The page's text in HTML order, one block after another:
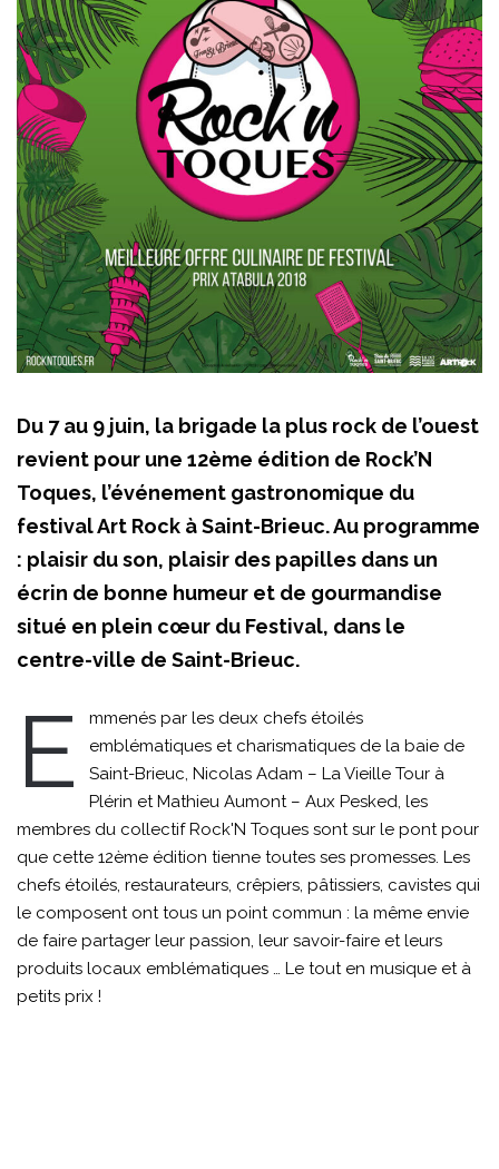
Du 7 au 9 juin, la brigade la plus rock de l’ouest
revient pour une 12ème édition de Rock’N
Toques, l’événement gastronomique du
festival Art Rock à Saint-Brieuc. Au programme
: plaisir du son, plaisir des papilles dans un
écrin de bonne humeur et de gourmandise
situé en plein cœur du Festival, dans le
centre-ville de Saint-Brieuc.
E
mmenés par les deux chefs étoilés
emblématiques et charismatiques de la baie de
Saint-Brieuc, Nicolas Adam – La Vieille Tour à
Plérin et Mathieu Aumont – Aux Pesked, les
membres du collectif Rock'N Toques sont sur le pont pour
que cette 12ème édition tienne toutes ses promesses. Les
chefs étoilés, restaurateurs, crêpiers, pâtissiers, cavistes qui
le composent ont tous un point commun : la même envie
de faire partager leur passion, leur savoir-faire et leurs
produits locaux emblématiques … Le tout en musique et à
petits prix !